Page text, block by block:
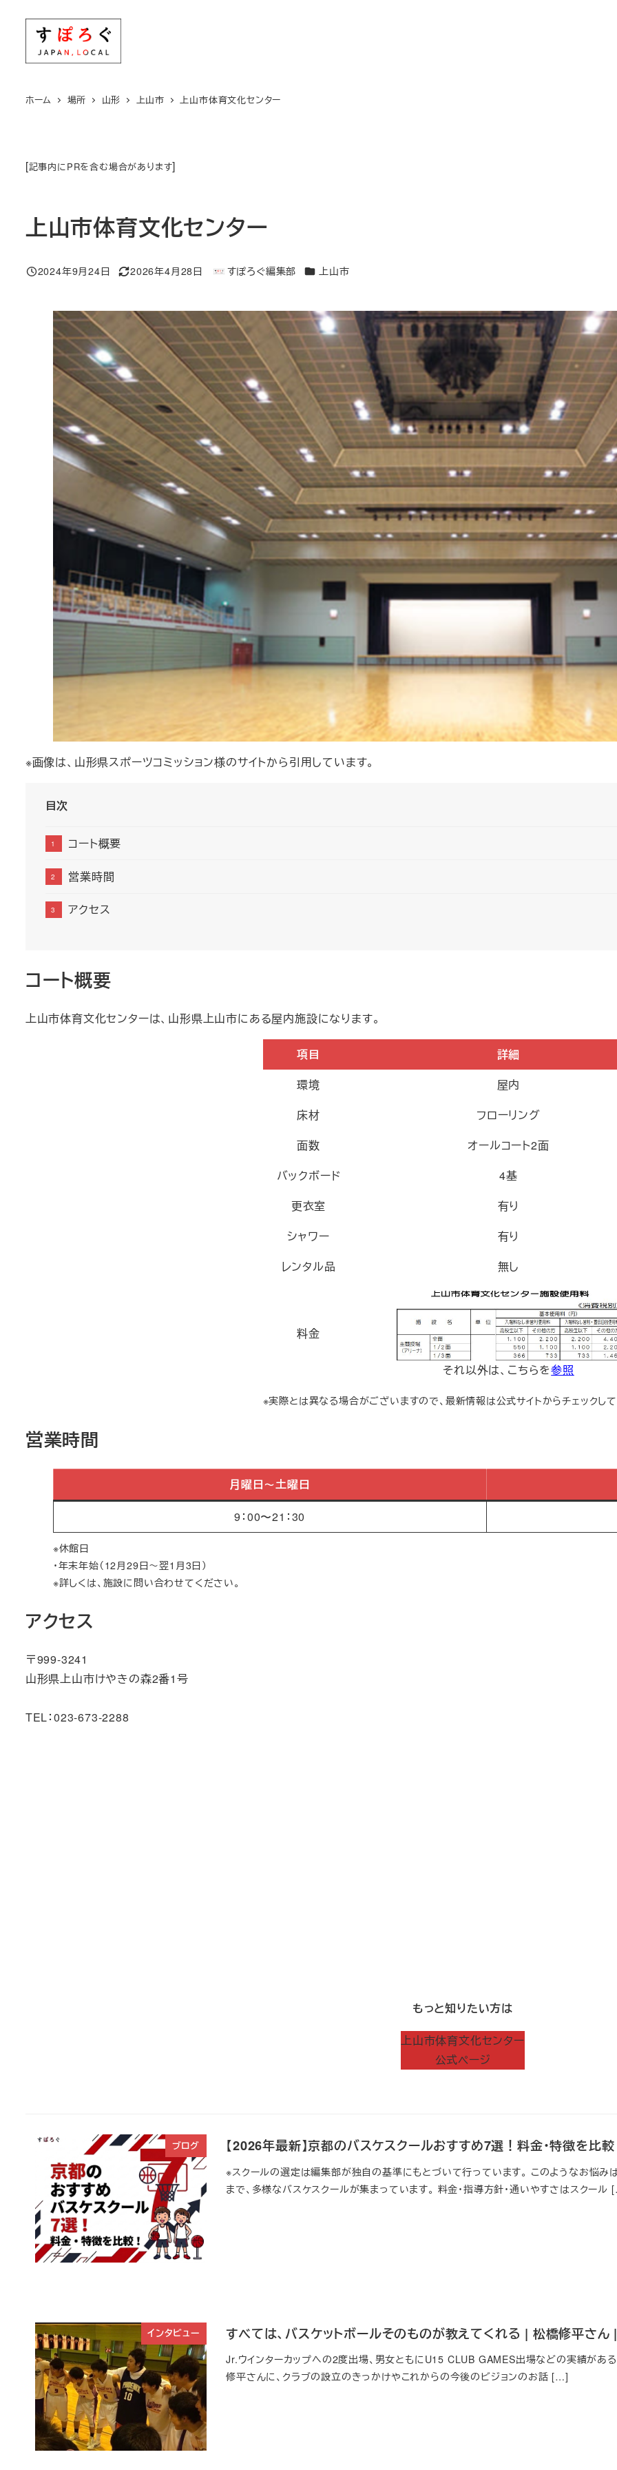
ホーム 場所 山形 上山市 上山市体育文化センター
[記事内にPRを含む場合があります]
上山市体育文化センター
投稿日
2024年9月24日
更新日
2026年4月28日
著
すぽろぐ編集部 エリア上山市
※画像は、山形県スポーツコミッション様のサイトから引用しています。
目次
コート概要
営業時間
アクセス
コート概要
上山市体育文化センターは、山形県上山市にある屋内施設になります。
項目
詳細
環境
屋内
床材
フローリング
面数
オールコート2面
バックボード
4基
更衣室
有り
シャワー
有り
レンタル品
無し
料金
それ以外は、こちらを参照
※実際とは異なる場合がございますので、最新情報は公式サイトからチェックし
営業時間
月曜日～土曜日
9：00〜21：30
※休館日
・年末年始（12月29日～翌1月3日）
※詳しくは、施設に問い合わせてください。
アクセス
〒999-3241
山形県上山市けやきの森2番1号
TEL：023-673-2288
もっと知りたい方は
上山市体育文化センター
公式ページ
ブログ 【2026年最新】京都のバスケスクールおすすめ7選！料金・特徴を比
※スクールの選定は編集部が独自の基準にもとづいて行っています。 このようなお悩み
まで、多様なバスケスクールが集まっています。 料金・指導方針・通いやすさはスクー
インタビュー すべては、バスケットボールそのものが教えてくれる | 松橋修平さ
Jr.ウインターカップへの2度出場、男女ともにU15 CLUB GAMES出場などの実績が
修平さんに、クラブの設立のきっかけやこれからの今後のビジョンのお話 […]